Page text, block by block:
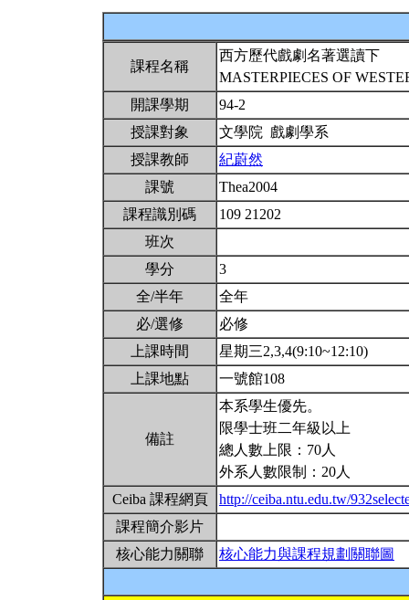
課程名稱
西方歷代戲劇名著選讀下
MASTERPIECES OF
開課學期
94-2
授課對象
文學院 戲劇學系
授課教師
紀蔚然
課號
Thea2004
課程識別碼
109 21202
班次
學分
3
全/半年
全年
必/選修
必修
上課時間
星期三2,3,4(9:10~12:10)
上課地點
一號館108
備註
本系學生優先。
限學士班二年級以上
總人數上限：70人
外系人數限制：20人
Ceiba 課程網頁
http://ceiba.ntu.edu.tw/
課程簡介影片
核心能力關聯
核心能力與課程規劃關聯圖